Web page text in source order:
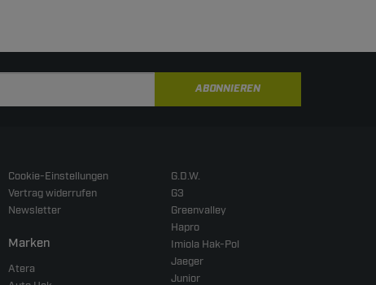
ABONNIEREN
Cookie-Einstellungen
Vertrag widerrufen
Newsletter
Marken
Atera
G.D.W.
G3
Greenvalley
Hapro
Imiola Hak-Pol
Jaeger
Junior